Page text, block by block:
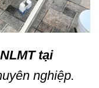
tại
nghiệp.